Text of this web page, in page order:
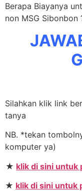
Berapa Biayanya
non MSG Sibonbon
Silahkan klik link
tanya
NB. *tekan
komputer ya)
★ klik di sini untuk
★ klik di sini untuk